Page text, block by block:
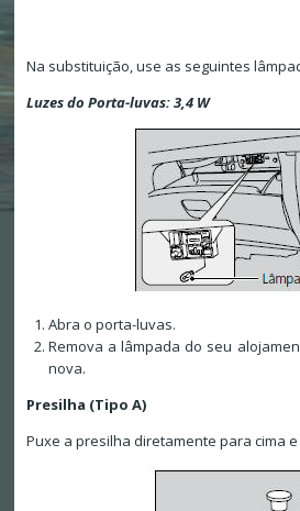
Na substituição, use as seguintes
Luzes do Porta-luvas: 3,4 W
Abra o porta-luvas.
Remova a lâmpada do seu
nova.
Presilha (Tipo A)
Puxe a presilha diretamente para cima